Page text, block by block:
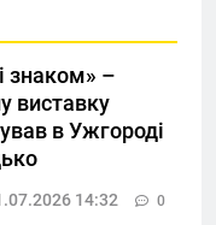
знаком» –
виставку
в Ужгороді
14:32 0